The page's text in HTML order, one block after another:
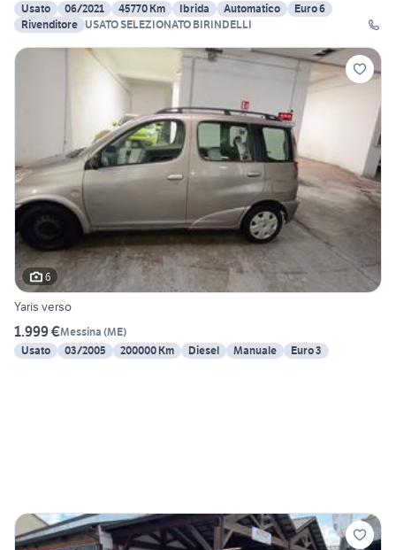
Usato
06/2021 45770 Km Ibrida Automatico
Euro 6
Rivenditore USATO SELEZIONATO BIRINDELLI
6
Yaris verso
1.999 €Messina (ME)
Usato
03/2005 200000 Km Diesel Manuale Euro 3